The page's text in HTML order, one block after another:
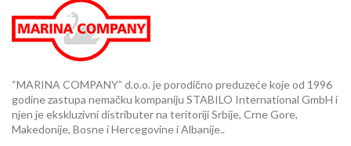
“MARINA COMPANY” d.o.o. je porodično preduzeće koje od 1996
godine zastupa nemačku kompaniju STABILO International GmbH i
njen je ekskluzivni distributer na teritoriji Srbije, Crne Gore,
Makedonije, Bosne i Hercegovine i Albanije..